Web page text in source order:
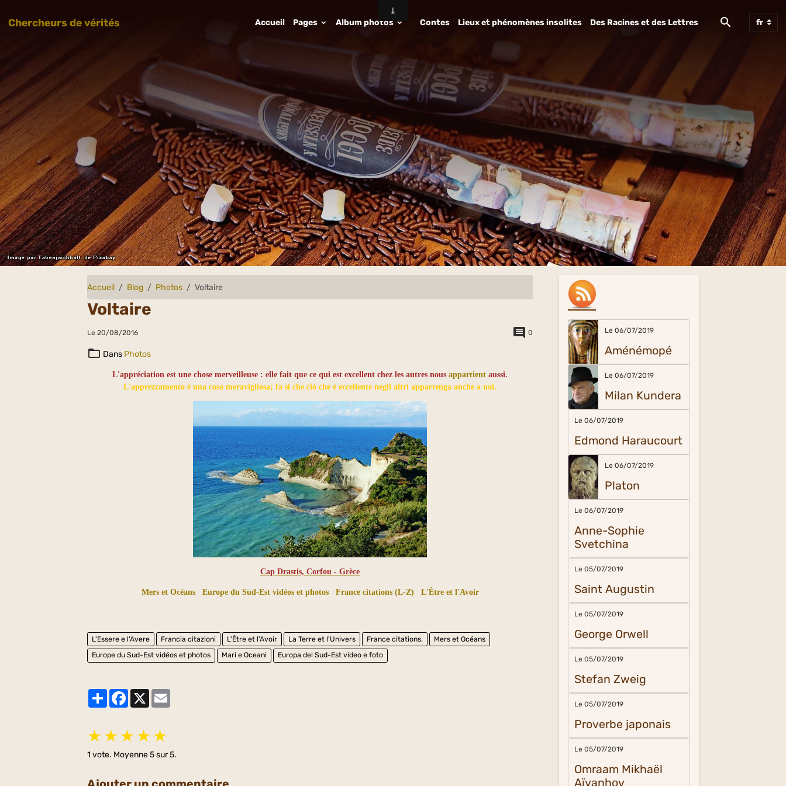
Chercheurs de vérités Accueil Pages Album photos Contes Lieux et phénomènes insolites Des Racines et des Lettres
Accueil Blog Photos Voltaire
Voltaire
Le 20/08/2016 0
Dans Photos
L'appréciation est une chose merveilleuse : elle fait que ce qui est excellent chez les autres nousappartient aussi.
L'apprezzamento è una cosa meravigliosa; fa si che ciò che è eccellente negli altri appartenga anche a noi.
Cap Drastis, Corfou - Grèce
Mers et Océans Europe du Sud-Est vidéos et photos France citations (L-Z) L'Être et l'Avoir
L'Essere e l'Avere Francia citazioni L'Être et l'Avoir La Terre et l'Univers France citations.
Mers et Océans
Europe du Sud-Est vidéos et photos
Mari e Oceani Europa del Sud-Est video e foto
PartagerFacebook
X
★ ★ ★ ★ ★
1 vote. Moyenne5sur 5.
Le 06/07/2019
Aménémopé
Le 06/07/2019
Milan Kundera
Le 06/07/2019
Edmond Haraucourt
Le 06/07/2019
Platon
Le 06/07/2019
Anne-Sophie
Svetchina
Le 05/07/2019
Saint Augustin
Le 05/07/2019
George Orwell
Le 05/07/2019
Stefan Zweig
Le 05/07/2019
Proverbe japonais
Le 05/07/2019
Omraam Mikhaël
Aïvanhov